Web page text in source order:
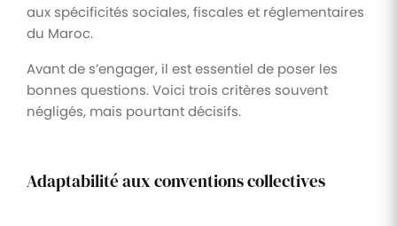
aux spécificités sociales, fiscales et réglementaires
du Maroc.
Avant de s’engager, il est essentiel de poser les
bonnes questions. Voici trois critères souvent
négligés, mais pourtant décisifs.
Adaptabilité aux conventions collectives